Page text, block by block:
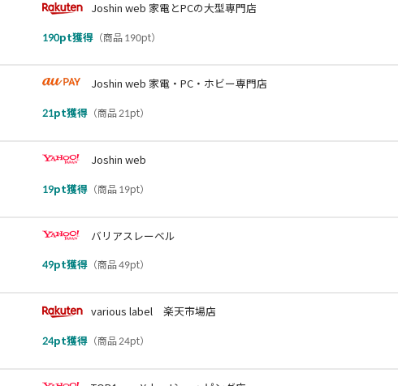
Joshin web 家電とPCの大型専門店
190pt獲得 （商品 190pt）
Joshin web 家電・PC・ホビー専門店
21pt獲得 （商品 21pt）
Joshin web
19pt獲得 （商品 19pt）
バリアスレーベル
49pt獲得 （商品 49pt）
various label 楽天市場店
24pt獲得 （商品 24pt）